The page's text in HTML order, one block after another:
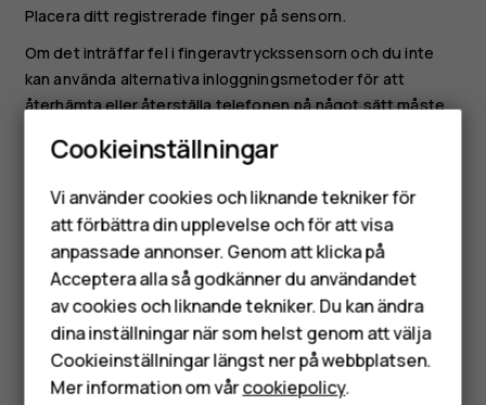
Smartphones
Mobiltelefoner
Tillbehör
HMD Terra M
Surfplattor
Placera ditt registrerade finger på sensorn.
Om det inträffar fel i fingeravtryckssensorn och du inte
kan använda alternativa inloggningsmetoder för att
återhämta eller återställa telefonen på något sätt måste
Detta kan medföra extra avgifter och att alla personliga
serviceställe för telefonen eller telefonåterförsäljaren för
mer information.
Var detta till hjälp?
Cookieinställningar
Vi använder cookies och liknande tekniker för
att förbättra din upplevelse och för att visa
anpassade annonser. Genom att klicka på
Acceptera alla så godkänner du användandet
av cookies och liknande tekniker. Du kan ändra
dina inställningar när som helst genom att välja
Cookieinställningar längst ner på webbplatsen.
Mer information om vårcookiepolicy.